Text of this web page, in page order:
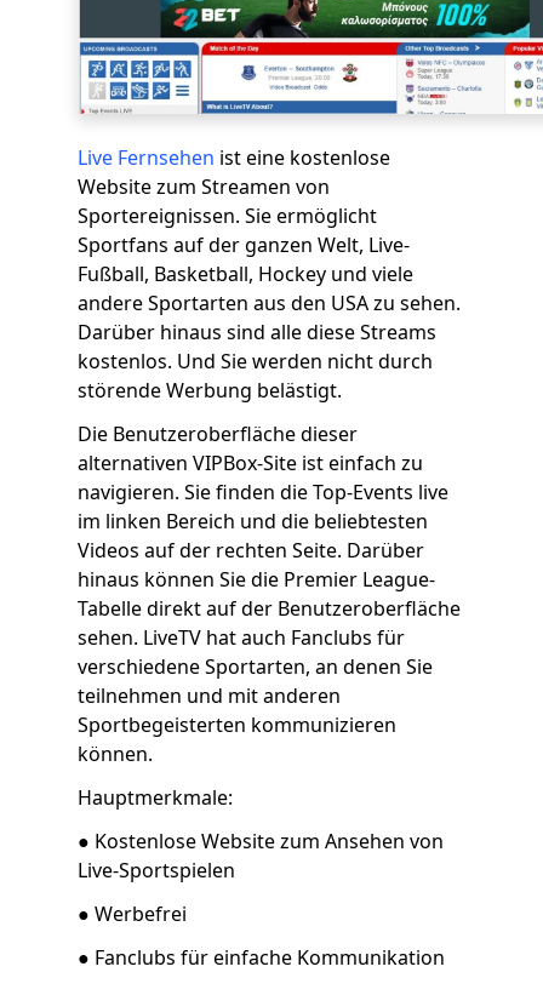
Live Fernsehen ist eine kostenlose
Website zum Streamen von
Sportereignissen. Sie ermöglicht
Sportfans auf der ganzen Welt, Live-
Fußball, Basketball, Hockey und viele
andere Sportarten aus den USA zu sehen.
Darüber hinaus sind alle diese Streams
kostenlos. Und Sie werden nicht durch
störende Werbung belästigt.
Die Benutzeroberfläche dieser
alternativen VIPBox-Site ist einfach zu
navigieren. Sie finden die Top-Events live
im linken Bereich und die beliebtesten
Videos auf der rechten Seite. Darüber
hinaus können Sie die Premier League-
Tabelle direkt auf der Benutzeroberfläche
sehen. LiveTV hat auch Fanclubs für
verschiedene Sportarten, an denen Sie
teilnehmen und mit anderen
Sportbegeisterten kommunizieren
können.
Hauptmerkmale:
● Kostenlose Website zum Ansehen von
Live-Sportspielen
● Werbefrei
● Fanclubs für einfache Kommunikation